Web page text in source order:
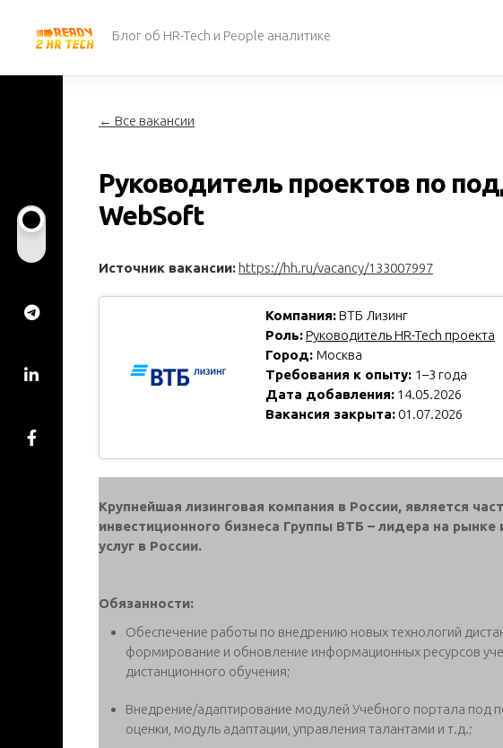
содержанию
Блог об HR-Tech и People аналитике
← Все вакансии
Руководитель проектов по
WebSoft
Источник вакансии: https://hh.ru/vacancy/133007997
Компания:ВТБ Лизинг
Роль:Руководитель HR-Tech проекта
Город: Москва
Требования к опыту: 1–3 года
Дата добавления: 14.05.2026
Вакансия закрыта: 01.07.2026
Крупнейшая лизинговая компания в России, является
инвестиционного бизнеса Группы ВТБ – лидера на рынке
услуг в России.
Обязанности:
Обеспечение работы по внедрению новых технологий
формирование и обновление информационных ресурсов
дистанционного обучения;
Внедрение/адаптирование модулей Учебного портала под
оценки, модуль адаптации, управления талантами и т.д.;